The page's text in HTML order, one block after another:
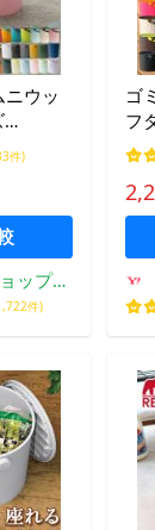
ウッ
しゃれ
ケッ
ゃ入
き 北欧
件)
ップ
クア
件)
ゴ
フ
バ
つ
ち
ニ